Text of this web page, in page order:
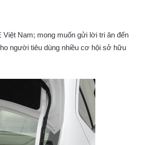
Nam; mong muốn gửi lời tri ân đến
người tiêu dùng nhiều cơ hội sở hữu